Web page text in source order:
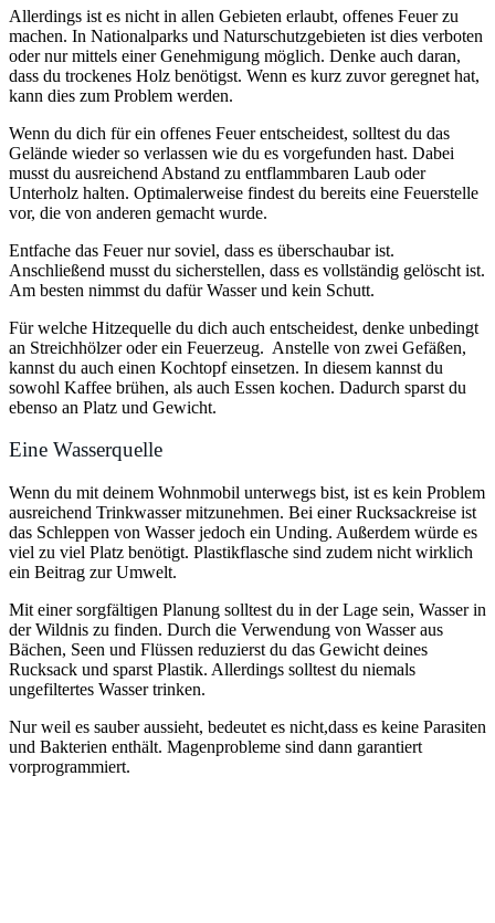
Allerdings ist es nicht in allen Gebieten erlaubt, offenes Feuer zu
machen. In Nationalparks und Naturschutzgebieten ist dies verboten
oder nur mittels einer Genehmigung möglich. Denke auch daran,
dass du trockenes Holz benötigst. Wenn es kurz zuvor geregnet hat,
kann dies zum Problem werden.
Wenn du dich für ein offenes Feuer entscheidest, solltest du das
Gelände wieder so verlassen wie du es vorgefunden hast. Dabei
musst du ausreichend Abstand zu entflammbaren Laub oder
Unterholz halten. Optimalerweise findest du bereits eine Feuerstelle
vor, die von anderen gemacht wurde.
Entfache das Feuer nur soviel, dass es überschaubar ist.
Anschließend musst du sicherstellen, dass es vollständig gelöscht ist.
Am besten nimmst du dafür Wasser und kein Schutt.
Für welche Hitzequelle du dich auch entscheidest, denke unbedingt
an Streichhölzer oder ein Feuerzeug. Anstelle von zwei Gefäßen,
kannst du auch einen Kochtopf einsetzen. In diesem kannst du
sowohl Kaffee brühen, als auch Essen kochen. Dadurch sparst du
ebenso an Platz und Gewicht.
Eine Wasserquelle
Wenn du mit deinem Wohnmobil unterwegs bist, ist es kein Problem
ausreichend Trinkwasser mitzunehmen. Bei einer Rucksackreise ist
das Schleppen von Wasser jedoch ein Unding. Außerdem würde es
viel zu viel Platz benötigt. Plastikflasche sind zudem nicht wirklich
ein Beitrag zur Umwelt.
Mit einer sorgfältigen Planung solltest du in der Lage sein, Wasser in
der Wildnis zu finden. Durch die Verwendung von Wasser aus
Bächen, Seen und Flüssen reduzierst du das Gewicht deines
Rucksack und sparst Plastik. Allerdings solltest du niemals
ungefiltertes Wasser trinken.
Nur weil es sauber aussieht, bedeutet es nicht,dass es keine Parasiten
und Bakterien enthält. Magenprobleme sind dann garantiert
vorprogrammiert.